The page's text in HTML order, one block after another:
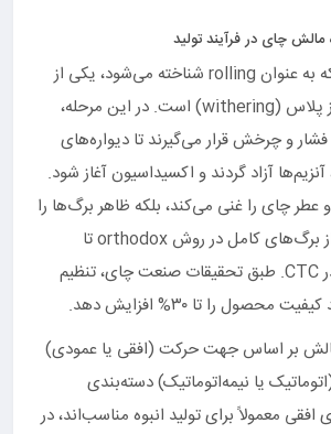
چای در فرآیند تولید
فرآیند مالش چای، که به عنوان rolling شناخته می‌شود، یکی از
مراحل حیاتی پس از پلاس (withering) است. در این مرحله،
و چرخش قرار می‌گیرند تا دیواره‌های
آزاد گردند و اکسیداسیون آغاز شود.
عطر چای را غنی می‌کند، بلکه ظاهر برگ‌ها را
نیز شکل می‌دهد – از برگ‌های کامل در روش orthodox تا
گرانول‌های کوچک در CTC. طبق تحقیقات صنعت چای، تنظیم
را تا ۳۰% افزایش دهد.
بر اساس جهت حرکت (افقی یا عمودی)
یا نیمه‌اتوماتیک) دسته‌بندی
معمولاً برای تولید انبوه مناسب‌اند، در